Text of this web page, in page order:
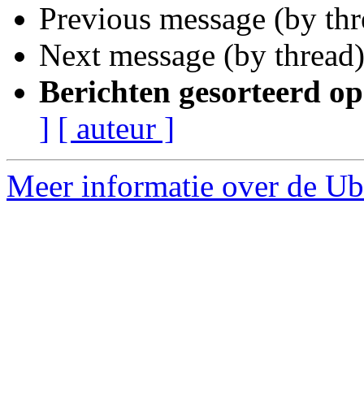
Previous message (by
Next message (by
Berichten gesorteerd
] [ auteur ]
Meer informatie over de